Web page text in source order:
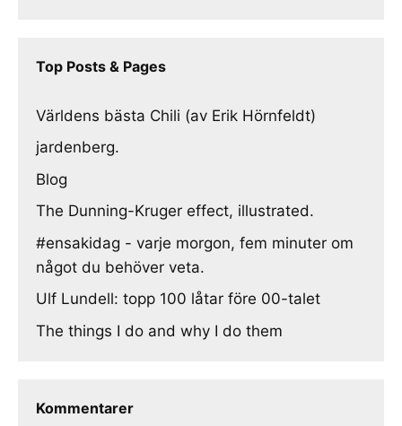
Top Posts & Pages
Världens bästa Chili (av Erik Hörnfeldt)
jardenberg.
Blog
The Dunning-Kruger effect, illustrated.
#ensakidag - varje morgon, fem minuter om
något du behöver veta.
Ulf Lundell: topp 100 låtar före 00-talet
The things I do and why I do them
Kommentarer